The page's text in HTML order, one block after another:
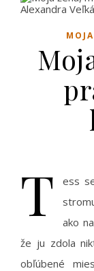
T
ess
ako
že ju zdola
obľúbené